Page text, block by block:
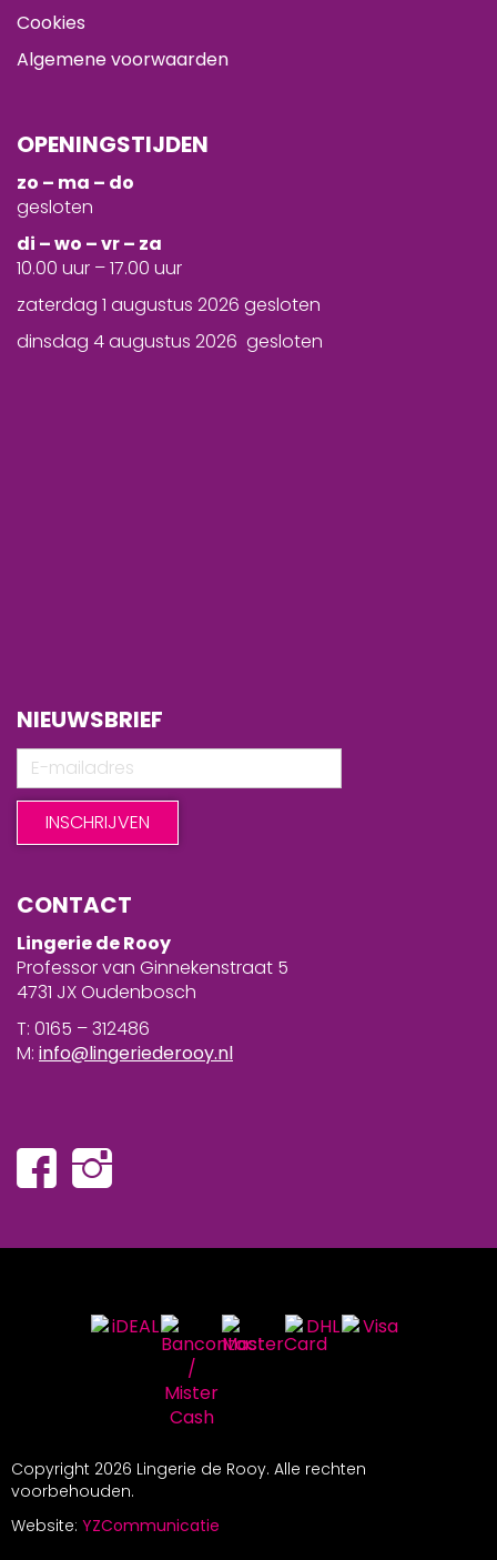
Cookies
Algemene voorwaarden
OPENINGSTIJDEN
zo – ma – do
gesloten
di – wo – vr – za
10.00 uur – 17.00 uur
zaterdag 1 augustus 2026 gesloten
dinsdag 4 augustus 2026 gesloten
NIEUWSBRIEF
CONTACT
Lingerie de Rooy
Professor van Ginnekenstraat 5
4731 JX Oudenbosch
T: 0165 – 312486
M: info@lingeriederooy.nl
Copyright 2026 Lingerie de Rooy. Alle rechten
voorbehouden.
Website: YZCommunicatie